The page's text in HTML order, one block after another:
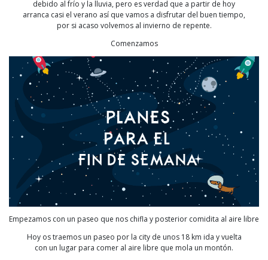
debido al frío y la lluvia, pero es verdad que a partir de hoy
arranca casi el verano así que vamos a disfrutar del buen tiempo,
por si acaso volvemos al invierno de repente.
Comenzamos
Empezamos con un paseo que nos chifla y posterior comidita al aire libre
Hoy os traemos un paseo por la city de unos 18 km ida y vuelta
con un lugar para comer al aire libre que mola un montón.